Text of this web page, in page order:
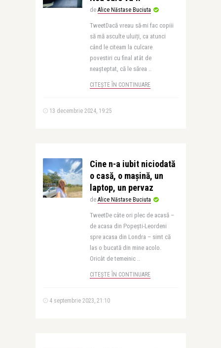
de Alice Năstase Buciuta
TweetDacă vreau să-mi fac copiii
să mă asculte uluiți, ca atunci
când le citeam la culcare
povestiri cu final atât de
neașteptat, că le sărea ..
CITEȘTE ÎN CONTINUARE
13 decembrie 2024, 19:25
Cine n-a iubit niciodată
o casă, o mașină, un
laptop, un pervaz
de Alice Năstase Buciuta
TweetDe câte ori plec de acasă –
de acasa din Popești-Leordeni
spre acasa din Londra – simt că
las o bucată din mine acolo.
Oricât de temeinic ..
CITEȘTE ÎN CONTINUARE
4 septembrie 2023, 21:10